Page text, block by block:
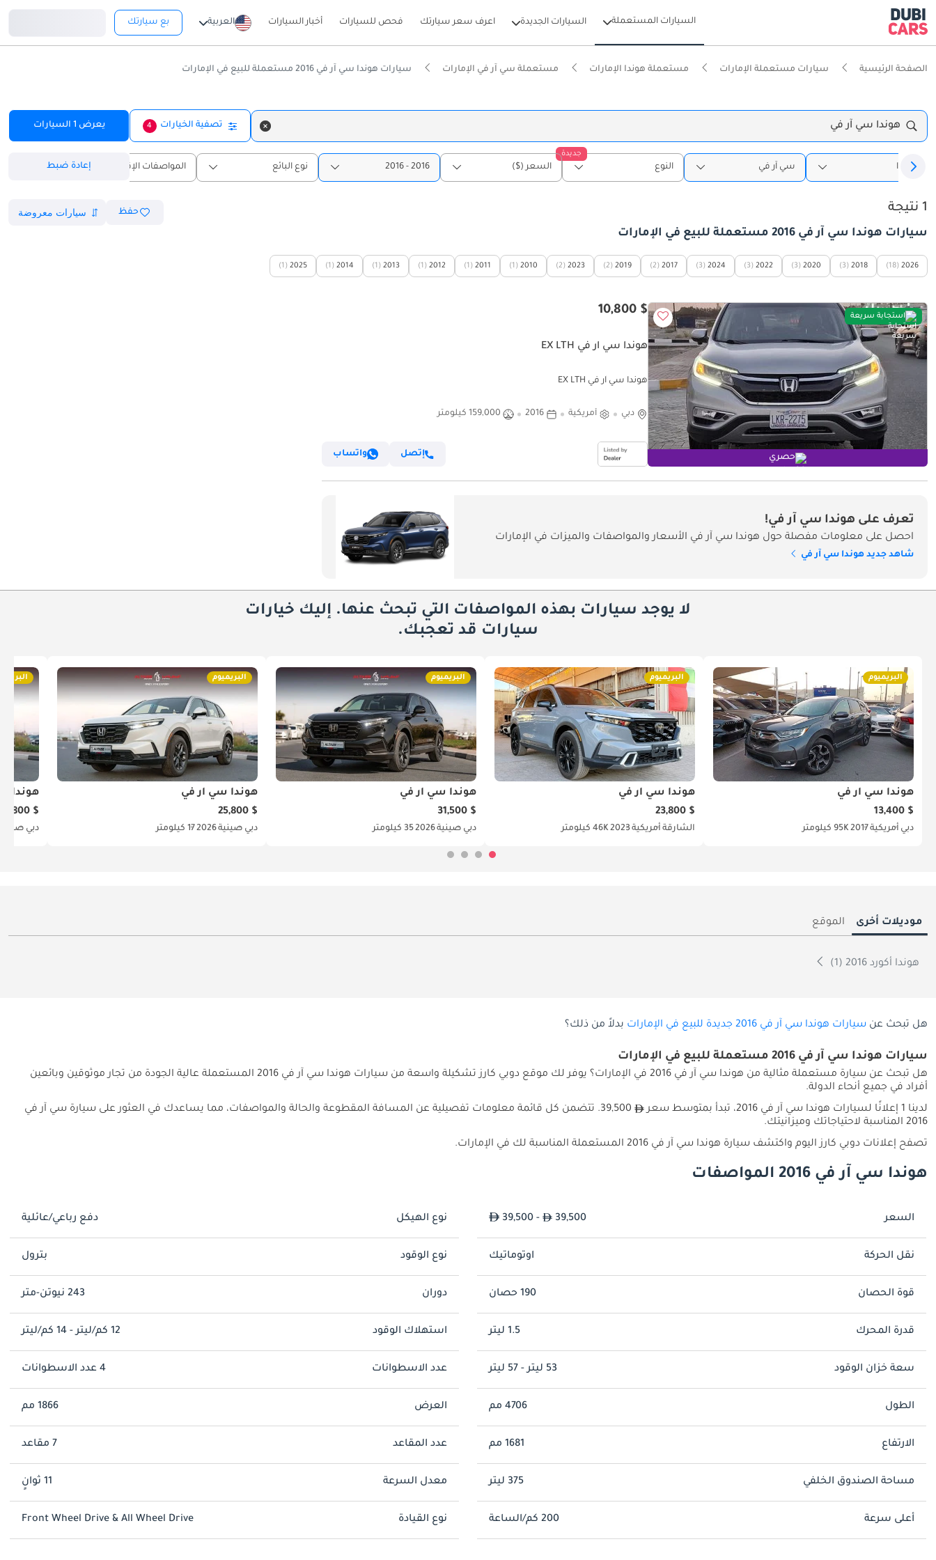
السيارات المستعملة السيارات الجديدة اعرف سعر سيارتك فحص للسيارات أخبار السيارات العربية بع سيارتك
الصفحة الرئيسية سيارات مستعملة الإمارات مستعملة هوندا الإمارات مستعملة سي آر في الإمارات سيارات هوندا سي آر في 2016 مستعملة للبيع في الإمارات
هوندا سي آر في تصفية الخيارات 4 يعرض 1 السيارات
هوندا سي آر في
جديدة
النوع السعر ($) 2016 - 2016 نوع البائع المواصفات الإقليمية إعادة ضبط
1 نتيجة حفظ
سيارات هوندا سي آر في 2016 مستعملة للبيع في الإمارات
2026
(18)
2018
(3)
2020
(3)
2022
(3)
2024
(3)
2017
(2)
2019
(2)
2023
(2)
2010
(1)
2011
(1)
2012
(1)
2013
(1)
2014
(1)
2025
(1)
استجابة سريعة
حصري
$ 10,800
هوندا سي آر في EX LTH
هوندا سي آر في EX LTH
دبي أمريكية 2016 159,000 كيلومتر
إتصل واتساب
تعرف على هوندا سي آر في!
احصل على معلومات مفصلة حول هوندا سي آر في الأسعار والمواصفات والميزات في الإمارات
شاهد جديد هوندا سي آر في
لا يوجد سيارات بهذه المواصفات التي تبحث عنها. إليك خيارات
سيارات قد تعجبك.
البريميوم
هوندا سي آر في
$ 13,400
دبي أمريكية 201795K كيلومتر
البريميوم
هوندا سي آر في
$ 23,800
الشارقة أمريكية202346K كيلومتر
البريميوم
هوندا سي آر في
$ 31,500
دبي صينية202635 كيلومتر
البريميوم
هوندا سي آر في
$ 25,800
دبي صينية2026 17 كيلومتر
هوندا
$ 25,800
دبي صينية
موديلات أخرى الموقع
هوندا أكورد 2016 (1)
هل تبحث عن سيارات هوندا سي آر في 2016 جديدة للبيع في الإمارات بدلاً من ذلك؟
سيارات هوندا سي آر في 2016 مستعملة للبيع في الإمارات
هل تبحث عن سيارة مستعملة مثالية من هوندا سي آر في 2016 في الإمارات؟ يوفر لك موقع دوبي كارز تشكيلة واسعة من سيارات هوندا سي آر في 2016 المستعملة عالية الجودة من تجار موثوقين وبائعين
أفراد في جميع أنحاء الدولة.
لدينا 1 إعلانًا لسيارات هوندا سي آر في 2016، تبدأ بمتوسط سعر
39,500. تتضمن كل قائمة معلومات تفصيلية عن المسافة المقطوعة والحالة والمواصفات، مما يساعدك في العثور على سيارة سي آر في
2016 المناسبة لاحتياجاتك وميزانيتك.
تصفح إعلانات دوبي كارز اليوم واكتشف سيارة هوندا سي آر في 2016 المستعملة المناسبة لك في الإمارات.
هوندا سي آر في 2016 المواصفات
السعر 39,500 - 39,500 نوع الهيكل دفع رباعي/عائلية
نقل الحركة اوتوماتيك نوع الوقود بترول
قوة الحصان 190 حصان دوران 243 نيوتن-متر
قدرة المحرك 1.5 ليتر استهلاك الوقود 12 كم/ليتر - 14 كم/ليتر
سعة خزان الوقود 53 ليتر - 57 ليتر عدد الاسطوانات 4 عدد الاسطوانات
الطول 4706 مم العرض 1866 مم
الارتفاع 1681 مم عدد المقاعد 7 مقاعد
مساحة الصندوق الخلفي 375 ليتر معدل السرعة 11 ثوانٍ
أعلى سرعة 200 كم/الساعة نوع القيادة Front Wheel Drive & All Wheel Drive